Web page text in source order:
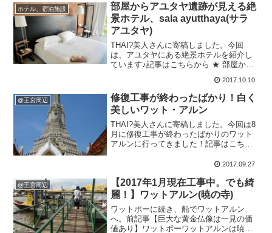
ホテル、宿泊施設
部屋からアユタヤ遺跡が見える絶
景ホテル、sala ayutthaya(サラ
アユタヤ)
THAI?美人さんに寄稿しました。今回
は、アユタヤにある絶景ホテルを紹介し
ています♪記事はこちらから ★ 部屋から
ayutthaya(サラ アユタヤ) ★ここ、本当に
素敵なホテルだったんですよ～！子...
2017.10.10
@王宮周辺
修復工事が終わったばかり！白く
美しいワット・アルン
THAI?美人さんに寄稿しました。今回は8
月に修復工事が終わったばかりのワット
アルンに行ってきました！記事はこちら
美しいワット・アルン ★この日は雨季に
た！かなりの撮...
2017.09.27
@王宮周辺
【2017年1月現在工事中。でも綺
麗！】ワットアルン(暁の寺)
ワットポーに続き、船でワットアルン
へ。前記事【巨大な黄金仏像は一見の価
値あり】ワットポーワットアルンは暁の